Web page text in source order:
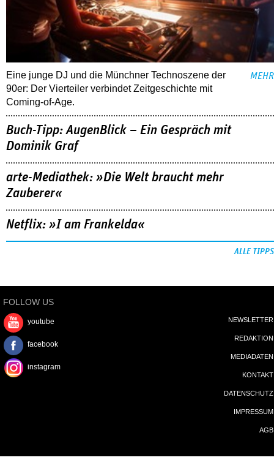
Eine junge DJ und die Münchner Technoszene der
90er: Der Vierteiler verbindet Zeitgeschichte mit
Coming-of-Age.
MEHR
Buch-Tipp: AugenBlick – Ein Gespräch mit
Dominik Graf
arte-Mediathek: »Die Welt braucht mehr
Zauberer«
Netflix: »I am Frankelda«
ALLE TIPPS
FOLLOW US
youtube
facebook
instagram
NEWSLETTER
REDAKTION
MEDIADATEN
KONTAKT
DATENSCHUTZ
IMPRESSUM
AGB